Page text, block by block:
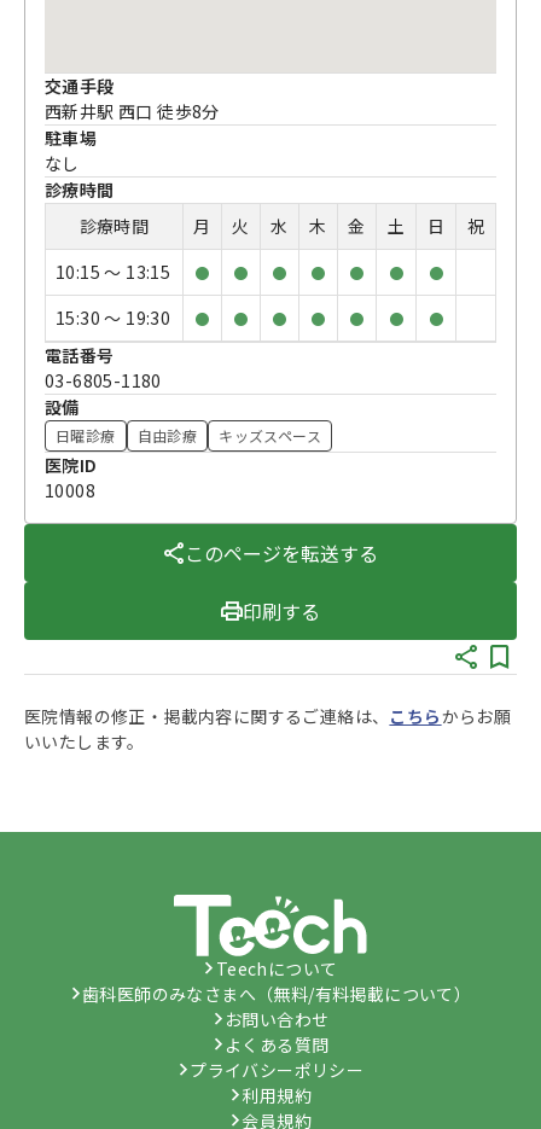
交通手段
西新井駅 西口 徒歩8分
駐車場
なし
診療時間
診療時間
月 火 水 木 金 土 日
祝
10:15 〜 13:15
● ● ● ● ● ● ●
15:30 〜 19:30 ● ● ● ● ● ● ●
電話番号
03-6805-1180
設備
日曜診療 自由診療 キッズスペース
医院ID
10008
このページを転送する
印刷する
医院情報の修正・掲載内容に関するご連絡は、 こちらからお願
いいたします。
Teechについて
歯科医師のみなさまへ（無料/有料掲載について）
お問い合わせ
よくある質問
プライバシーポリシー
利用規約
会員規約